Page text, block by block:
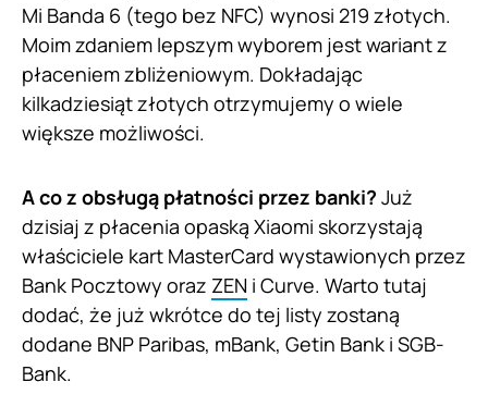
Mi Banda 6 (tego bez NFC) wynosi 219 złotych.
Moim zdaniem lepszym wyborem jest wariant z
płaceniem zbliżeniowym. Dokładając
kilkadziesiąt złotych otrzymujemy o wiele
większe możliwości.
A co z obsługą płatności przez banki? Już
dzisiaj z płacenia opaską Xiaomi skorzystają
właściciele kart MasterCard wystawionych przez
Bank Pocztowy oraz ZEN i Curve. Warto tutaj
dodać, że już wkrótce do tej listy zostaną
dodane BNP Paribas, mBank, Getin Bank i SGB-
Bank.